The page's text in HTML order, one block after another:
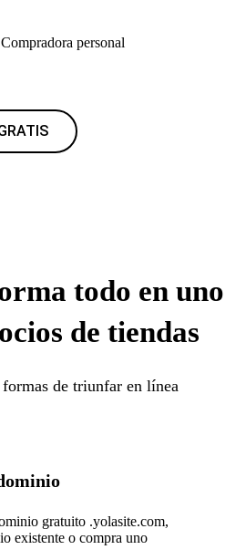
personal
todo en uno
de tiendas
de triunfar en línea
gratuito .yolasite.com,
existente o compra uno